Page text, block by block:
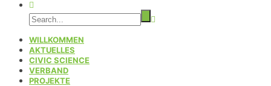
WILLKOMMEN
AKTUELLES
CIVIC SCIENCE
VERBAND
PROJEKTE